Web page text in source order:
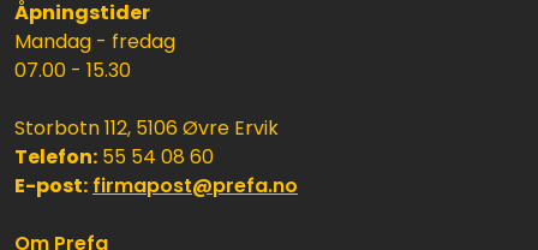
Åpningstider
Mandag - fredag
07.00 - 15.30
Storbotn 112, 5106 Øvre Ervik
Telefon: 55 54 08 60
E-post: firmapost@prefa.no
Om Prefa